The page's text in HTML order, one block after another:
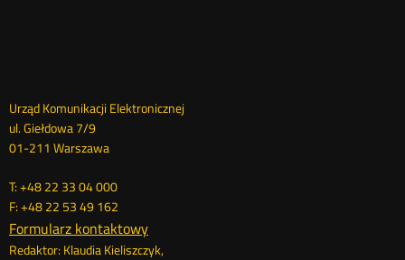
Dane
kontaktowe
Urząd Komunikacji Elektronicznej
ul. Giełdowa 7/9
01-211 Warszawa
T: +48 22 33 04 000
F: +48 22 53 49 162
Formularz kontaktowy
Redaktor: Klaudia Kieliszczyk,